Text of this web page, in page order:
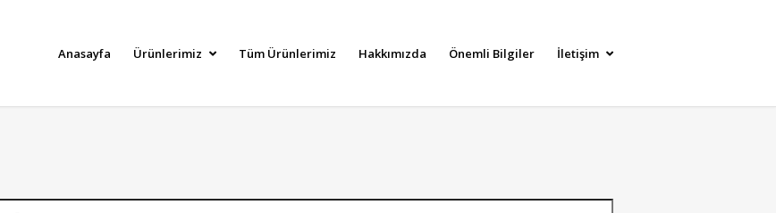
Anasayfa Ürünlerimiz Tüm Ürünlerimiz Hakkımızda Önemli Bilgiler İletişim